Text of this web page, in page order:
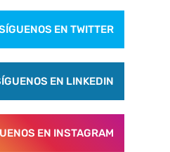
EN TWITTER
EN LINKEDIN
EN INSTAGRAM